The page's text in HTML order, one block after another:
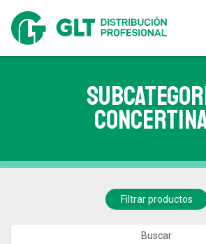
Filtrar productos